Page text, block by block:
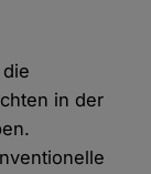
in der